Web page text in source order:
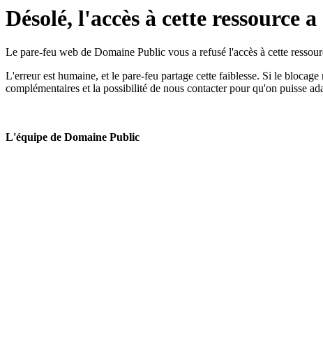
Désolé, l'accès à cette ressource
Le pare-feu web de Domaine Public vous a refusé l'accès à cette
L'erreur est humaine, et le pare-feu partage cette faiblesse. Si le
complémentaires et la possibilité de nous contacter pour qu'on puisse
L'équipe de Domaine Public